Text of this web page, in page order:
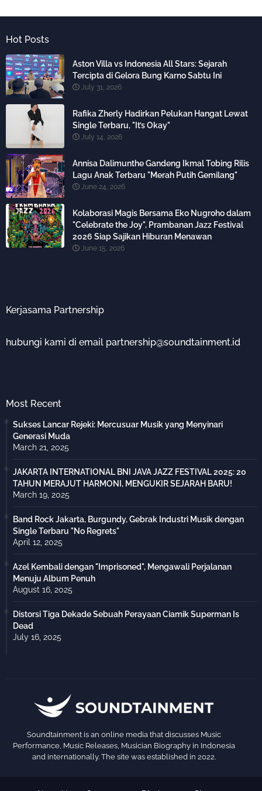
Hot Posts
Aston Villa vs Indonesia All Stars: Sejarah
Tercipta di Gelora Bung Karno Sabtu Ini
July 31, 2026
Rafika Zherly Hadirkan Pelukan Hangat Lewat
Single Terbaru, "It’s Okay"
July 14, 2026
Annisa Dalimunthe Gandeng Ikmal Tobing Rilis
Lagu Anak Terbaru "Merah Putih Gemilang"
June 24, 2026
Kolaborasi Magis Bersama Eko Nugroho dalam
"Celebrate the Joy", Prambanan Jazz Festival
2026 Siap Sajikan Hiburan Menawan
June 15, 2026
Kerjasama Partnership
hubungi kami di email partnership@soundtainment.id
Most Recent
Sukses Lancar Rejeki: Mercusuar Musik yang Menyinari
Generasi Muda
March 21, 2025
JAKARTA INTERNATIONAL BNI JAVA JAZZ FESTIVAL 2025: 20
TAHUN MERAJUT HARMONI, MENGUKIR SEJARAH BARU!
March 19, 2025
Band Rock Jakarta, Burgundy, Gebrak Industri Musik dengan
Single Terbaru "No Regrets"
April 12, 2025
Azel Kembali dengan "Imprisoned", Mengawali Perjalanan
Menuju Album Penuh
August 16, 2025
Distorsi Tiga Dekade Sebuah Perayaan Ciamik Superman Is
Dead
July 16, 2025
Soundtainment is an online media that discusses Music
Performance, Music Releases, Musician Biography in Indonesia
and internationally. The site was established in 2022.